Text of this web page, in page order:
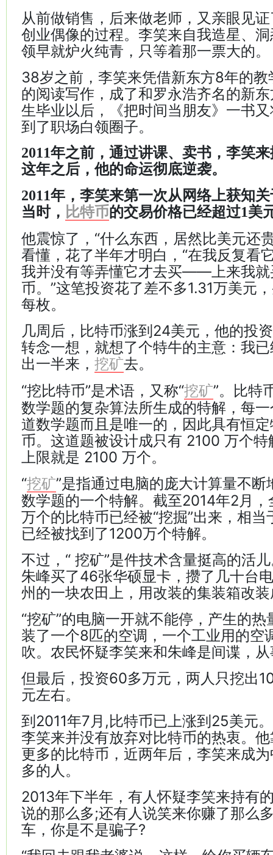
从前做销售，后来做老师，又亲眼见
创业偶像的过程。李笑来自我造星、
领早就炉火纯青，只等着那一票大的。
38岁之前，李笑来凭借新东方8年的
的阅读写作，成了和罗永浩齐名的新
生毕业以后，《把时间当朋友》一书
到了职场白领圈子。
2011年之前，通过讲课、卖书，李笑
这年之后，他的命运彻底逆袭。
2011年，李笑来第一次从网络上获知
当时， 比特币的交易价格已经超过1美
他震惊了，“什么东西，居然比美元还
看懂，花了半年才明白，“在我反复
我并没有等弄懂它才去买——上来我就
币。”这笔投资花了差不多1.31万美元
每枚。
几周后，比特币涨到24美元，他的投
转念一想，就想了个特牛的主意：我
出一半来， 挖矿去。
“挖比特币”是术语，又称“挖矿”。比特
数学题的复杂算法所生成的特解，每
道数学题而且是唯一的，因此具有恒
币。这道题被设计成只有 2100 万个
上限就是 2100 万个。
“挖矿”是指通过电脑的庞大计算量不
数学题的一个特解。截至2014年2月
万个的比特币已经被“挖掘”出来，相
已经被找到了1200万个特解。
不过，“ 挖矿”是件技术含量挺高的活
朱峰买了46张华硕显卡，攒了几十台
州的一块农田上，用改装的集装箱改装
“挖矿”的电脑一开就不能停，产生的
装了一个8匹的空调，一个工业用的空
吹。农民怀疑李笑来和朱峰是间谍，
但最后，投资60多万元，两人只挖出
元左右。
到2011年7月,比特币已上涨到25美元
李笑来并没有放弃对比特币的热衷。
更多的比特币，近两年后，李笑来成
多的人。
2013年下半年，有人怀疑李笑来持有
说的那么多;还有人说笑来你赚了那么
车，你是不是骗子?